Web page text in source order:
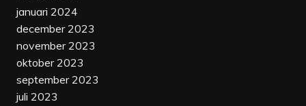
januari 2024
december 2023
november 2023
oktober 2023
september 2023
juli 2023